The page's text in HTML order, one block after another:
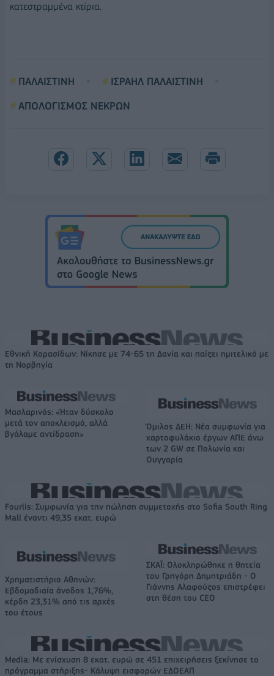
κατεστραμμένα κτίρια.
ΠΑΛΑΙΣΤΙΝΗ
ΙΣΡΑΗΛ ΠΑΛΑΙΣΤΙΝΗ
ΑΠΟΛΟΓΙΣΜΟΣ ΝΕΚΡΩΝ
Εθνική Κορασίδων: Νίκησε με 74-65 τη Δανία και παίζει ημιτελικό με
τη Νορβηγία
Μασλαρινός: «Ήταν δύσκολο
μετά τον αποκλεισμό, αλλά
βγάλαμε αντίδραση»
Όμιλος ΔΕΗ: Νέα συμφωνία για
χαρτοφυλάκιο έργων ΑΠΕ άνω
των 2 GW σε Πολωνία και
Ουγγαρία
Fourlis: Συμφωνία για την πώληση συμμετοχής στο Sofia South Ring
Mall έναντι 49,35 εκατ. ευρώ
Χρηματιστήριο Αθηνών:
Εβδομαδιαία άνοδος 1,76%,
κέρδη 23,31% από τις αρχές
του έτους
ΣΚΑΪ: Ολοκληρώθηκε η θητεία
του Γρηγόρη Δημητριάδη - Ο
Γιάννης Αλαφούζος επιστρέφει
στη θέση του CEO
Media: Με ενίσχυση 8 εκατ. ευρώ σε 451 επιχειρήσεις ξεκίνησε το
πρόγραμμα στήριξης- Κάλυψη εισφορών ΕΔΟΕΑΠ